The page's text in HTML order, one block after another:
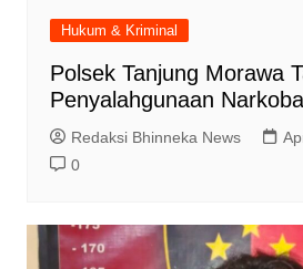
Hukum & Kriminal
Polsek Tanjung Morawa
Penyalahgunaan
Redaksi Bhinneka News
0